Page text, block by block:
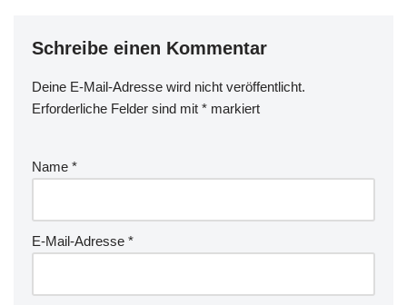
Schreibe einen Kommentar
Deine E-Mail-Adresse wird nicht veröffentlicht.
Erforderliche Felder sind mit * markiert
Name *
E-Mail-Adresse *